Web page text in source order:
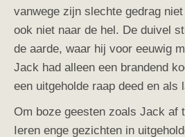
vanwege zijn slechte gedrag
ook niet naar de hel. De duivel
de aarde, waar hij voor eeuwig
Jack had alleen een brandend
een uitgeholde raap deed en als
Om boze geesten zoals Jack af
Ieren enge gezichten in